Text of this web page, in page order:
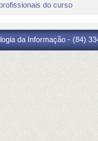
do curso
da Informação - (84)